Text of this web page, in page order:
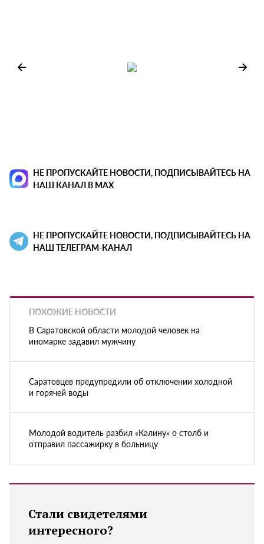
НЕ ПРОПУСКАЙТЕ НОВОСТИ, ПОДПИСЫВАЙТЕСЬ НА
НАШ КАНАЛ В MAX
НЕ ПРОПУСКАЙТЕ НОВОСТИ, ПОДПИСЫВАЙТЕСЬ НА
НАШ ТЕЛЕГРАМ-КАНАЛ
ПОХОЖИЕ НОВОСТИ
В Саратовской области молодой человек на
иномарке задавил мужчину
Саратовцев предупредили об отключении холодной
и горячей воды
Молодой водитель разбил «Калину» о столб и
отправил пассажирку в больницу
Стали свидетелями
интересного?